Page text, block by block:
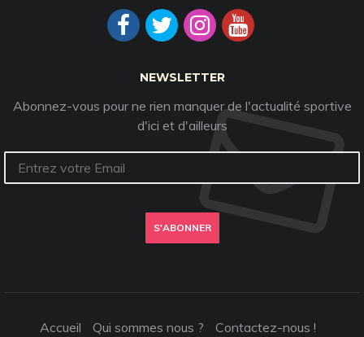
NEWSLETTER
Abonnez-vous pour ne rien manquer de l'actualité sportive
d'ici et d'ailleurs
S'ABONNER
Accueil Qui sommes nous ? Contactez-nous !